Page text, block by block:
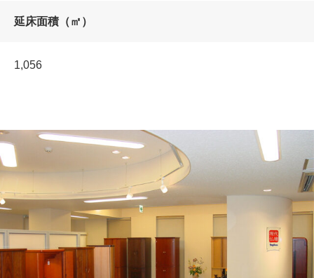
延床面積（㎡）
1,056